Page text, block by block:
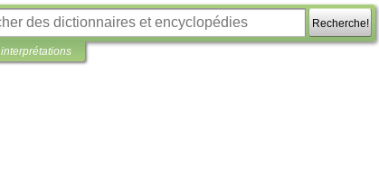
Recherche!
interprétations